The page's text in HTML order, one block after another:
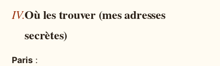
Où les trouver (mes adresses
secrètes)
Paris :